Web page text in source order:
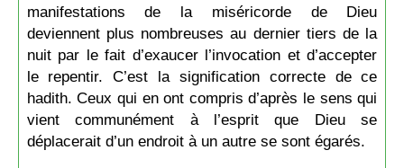
manifestations de la miséricorde de Dieu
deviennent plus nombreuses au dernier tiers de la
nuit par le fait d’exaucer l’invocation et d’accepter
le repentir. C’est la signification correcte de ce
hadith. Ceux qui en ont compris d’après le sens qui
vient communément à l’esprit que Dieu se
déplacerait d’un endroit à un autre se sont égarés.